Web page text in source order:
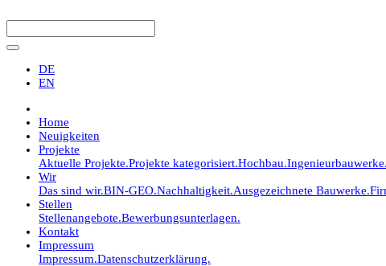
DE
EN
Home
Neuigkeiten
Projekte
Aktuelle Projekte.Projekte kategorisiert.Hochbau.Ingenieurbauwerke.
Wir
Das sind wir.BIN-GEO.Nachhaltigkeit.Ausgezeichnete Bauwerke.
Stellen
Stellenangebote.Bewerbungsunterlagen.
Kontakt
Impressum
Impressum.Datenschutzerklärung.